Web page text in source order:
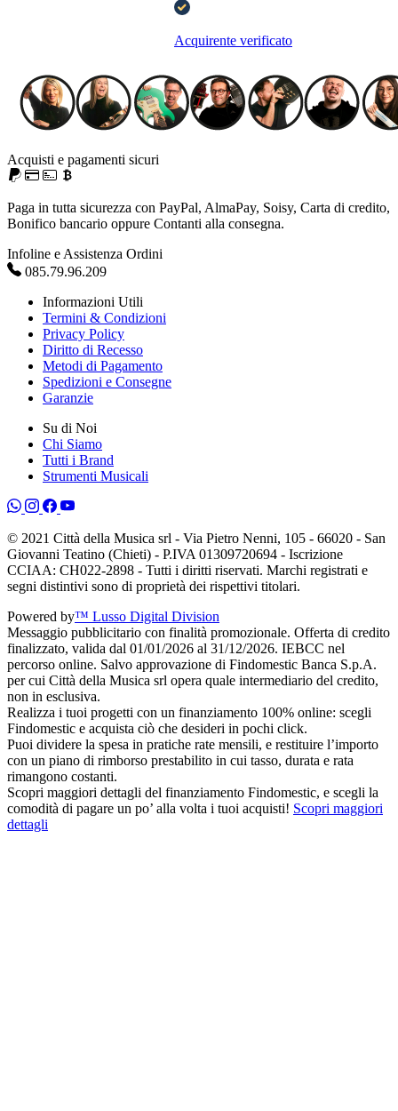
Acquirente verificato
Acquisti e pagamenti sicuri
Paga in tutta sicurezza con PayPal, AlmaPay, Soisy, Carta di credito,
Bonifico bancario oppure Contanti alla consegna.
Infoline e Assistenza Ordini
085.79.96.209
Informazioni Utili
Termini & Condizioni
Privacy Policy
Diritto di Recesso
Metodi di Pagamento
Spedizioni e Consegne
Garanzie
Su di Noi
Chi Siamo
Tutti i Brand
Strumenti Musicali
© 2021 Città della Musica srl - Via Pietro Nenni, 105 - 66020 - San
Giovanni Teatino (Chieti) - P.IVA 01309720694 - Iscrizione
CCIAA: CH022-2898 - Tutti i diritti riservati. Marchi registrati e
segni distintivi sono di proprietà dei rispettivi titolari.
Powered by™ Lusso Digital Division
Messaggio pubblicitario con finalità promozionale. Offerta di credito
finalizzato, valida dal 01/01/2026 al 31/12/2026. IEBCC nel
percorso online. Salvo approvazione di Findomestic Banca S.p.A.
per cui Città della Musica srl opera quale intermediario del credito,
non in esclusiva.
Realizza i tuoi progetti con un finanziamento 100% online: scegli
Findomestic e acquista ciò che desideri in pochi click.
Puoi dividere la spesa in pratiche rate mensili, e restituire l’importo
con un piano di rimborso prestabilito in cui tasso, durata e rata
rimangono costanti.
Scopri maggiori dettagli del finanziamento Findomestic, e scegli la
comodità di pagare un po’ alla volta i tuoi acquisti! Scopri maggiori
dettagli